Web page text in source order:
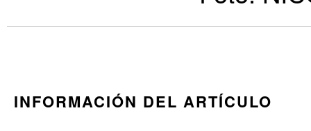
INFORMACIÓN DEL ARTÍCULO